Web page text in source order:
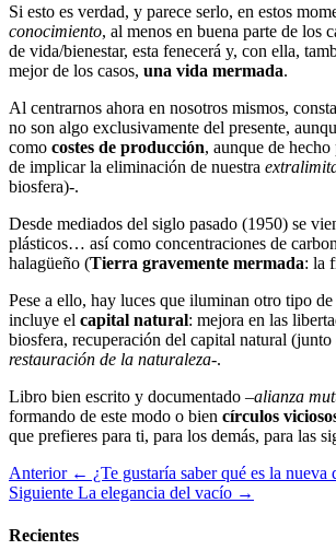
Si esto es verdad, y parece serlo, en estos
conocimiento, al menos en buena parte de los
de vida/bienestar, esta fenecerá y, con ella,
mejor de los casos, una vida mermada.
Al centrarnos ahora en nosotros mismos,
no son algo exclusivamente del presente,
como costes de producción, aunque de
de implicar la eliminación de nuestra
biosfera)-.
Desde mediados del siglo pasado (1950) se
plásticos… así como concentraciones de
halagüeño (Tierra gravemente mermada: la
Pese a ello, hay luces que iluminan otro tipo
incluye el capital natural: mejora en las
biosfera, recuperación del capital natural
restauración de la naturaleza-.
Libro bien escrito y documentado –alianza
formando de este modo o bien círculos
que prefieres para ti, para los demás, para las
Anterior ← ¿Te gustaría saber qué es la nueva
Siguiente La elegancia del vacío →
Recientes